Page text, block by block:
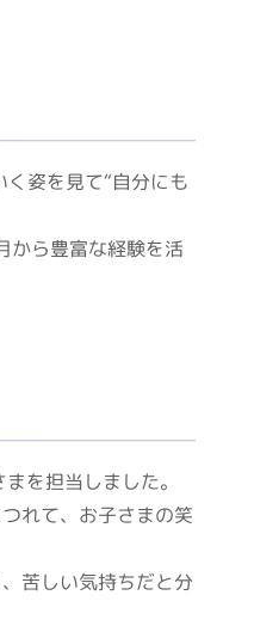
姿を見て“自分にも
から豊富な経験を活
を担当しました。
れて、お子さまの笑
苦しい気持ちだと分